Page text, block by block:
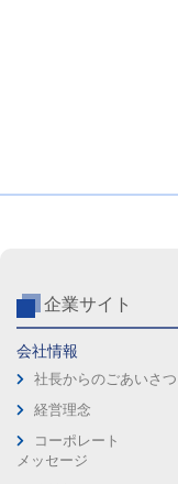
企業サイト
会社情報
社長からのごあいさつ
経営理念
コーポレート
メッセージ